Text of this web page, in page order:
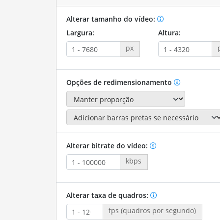
Alterar tamanho do vídeo:
Largura:
px
Altura:
Opções de redimensionamento
Alterar bitrate do vídeo:
kbps
Alterar taxa de quadros:
fps (quadros por segundo)